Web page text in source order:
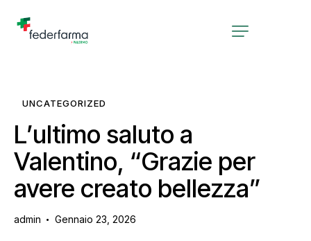
UNCATEGORIZED
L’ultimo saluto a
Valentino, “Grazie per
avere creato bellezza”
admin Gennaio 23, 2026